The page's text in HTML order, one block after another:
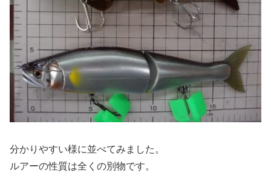
分かりやすい様に並べてみました。
ルアーの性質は全くの別物です。